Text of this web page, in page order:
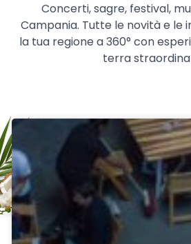
Concerti, sagre, festival,
Campania. Tutte le novità e le
la tua regione a 360° con
terra